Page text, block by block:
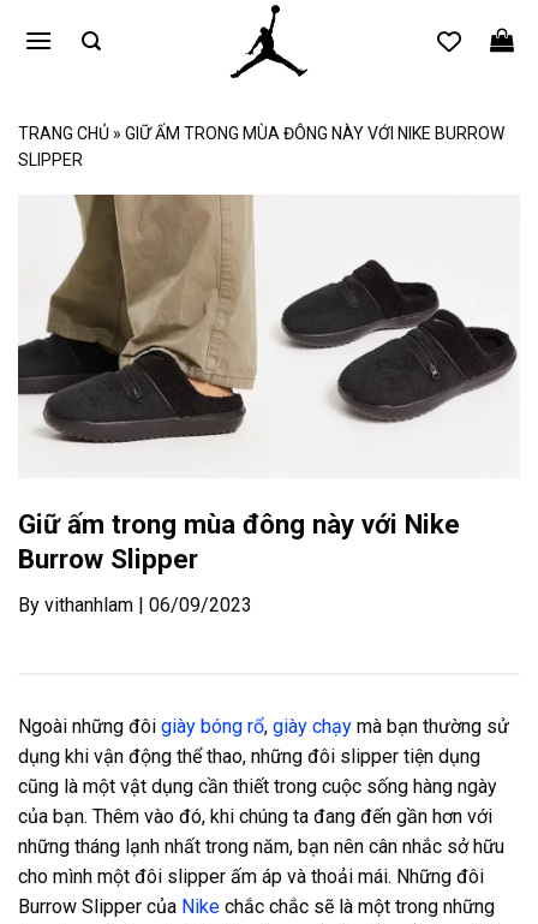
qua
TRANG CHỦ » GIỮ ẤM TRONG MÙA ĐÔNG NÀY VỚI NIKE BURROW
SLIPPER
Giữ ấm trong mùa đông này với Nike
Burrow Slipper
By vithanhlam | 06/09/2023
Ngoài những đôi giày bóng rổ, giày chạy mà bạn thường sử
dụng khi vận động thể thao, những đôi slipper tiện dụng
cũng là một vật dụng cần thiết trong cuộc sống hàng ngày
của bạn. Thêm vào đó, khi chúng ta đang đến gần hơn với
những tháng lạnh nhất trong năm, bạn nên cân nhắc sở hữu
cho mình một đôi slipper ấm áp và thoải mái. Những đôi
Burrow Slipper của Nike chắc chắc sẽ là một trong những